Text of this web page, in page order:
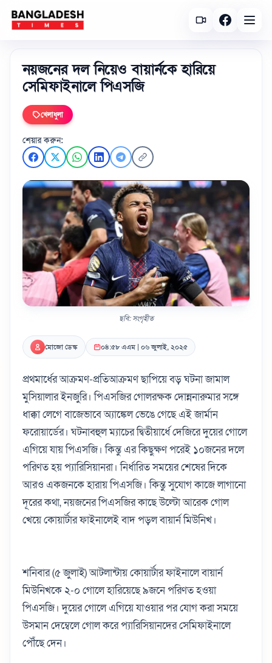
নয়জনের দল নিয়েও বায়ার্নকে হারিয়ে
সেমিফাইনালে পিএসজি
খেলাধুলা
শেয়ার করুন:
ছবি: সংগৃহীত
মোজো ডেস্ক ০৪:৫৮ এএম | ০৬ জুলাই, ২০২৫
প্রথমার্ধের আক্রমণ-প্রতিআক্রমণ ছাপিয়ে বড় ঘটনা জামাল
মুসিয়ালার ইনজুরি। পিএসজির গোলরক্ষক দোন্ননারুমার সঙ্গে
ধাক্কা লেগে বাজেভাবে অ্যাঙ্কেল ভেঙে গেছে এই জার্মান
ফরোয়ার্ডের। ঘটনাবহুল ম্যাচের দ্বিতীয়ার্ধে দেজিরে দুয়ের গোলে
এগিয়ে যায় পিএসজি। কিন্তু এর কিছুক্ষণ পরেই ১০জনের দলে
পরিণত হয় প্যারিসিয়ানরা। নির্ধারিত সময়ের শেষের দিকে
আরও একজনকে হারায় পিএসজি। কিন্তু সুযোগ কাজে লাগানো
দূরের কথা, নয়জনের পিএসজির কাছে উল্টো আরেক গোল
খেয়ে কোয়ার্টার ফাইনালেই বাদ পড়ল বায়ার্ন মিউনিখ।
শনিবার (৫ জুলাই) আটলান্টায় কোয়ার্টার ফাইনালে বায়ার্ন
মিউনিখকে ২-০ গোলে হারিয়েছে ৯জনে পরিণত হওয়া
পিএসজি। দুয়ের গোলে এগিয়ে যাওয়ার পর যোগ করা সময়ে
উসমান দেম্বেলে গোল করে প্যারিসিয়ানদের সেমিফাইনালে
পৌঁছে দেন।